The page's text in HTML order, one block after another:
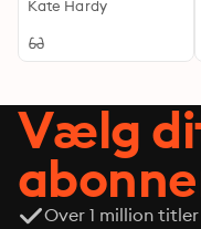
Kate Hardy
Vælg
Over 1 million titler